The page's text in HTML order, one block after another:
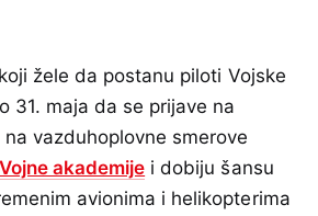
žele da postanu piloti Vojske
31. maja da se prijave na
vazduhoplovne smerove
Vojne akademije i dobiju šansu
avionima i helikopterima